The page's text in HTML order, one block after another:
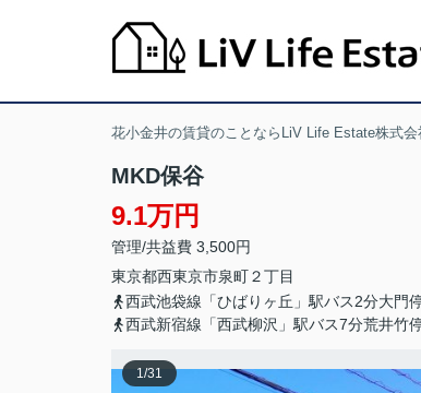
花小金井の賃貸のことならLiV Life Estate株式会
MKD保谷
9.1万円
管理/共益費 3,500円
東京都西東京市泉町２丁目
西武池袋線「ひばりヶ丘」駅バス2分大門
西武新宿線「西武柳沢」駅バス7分荒井竹
1/31